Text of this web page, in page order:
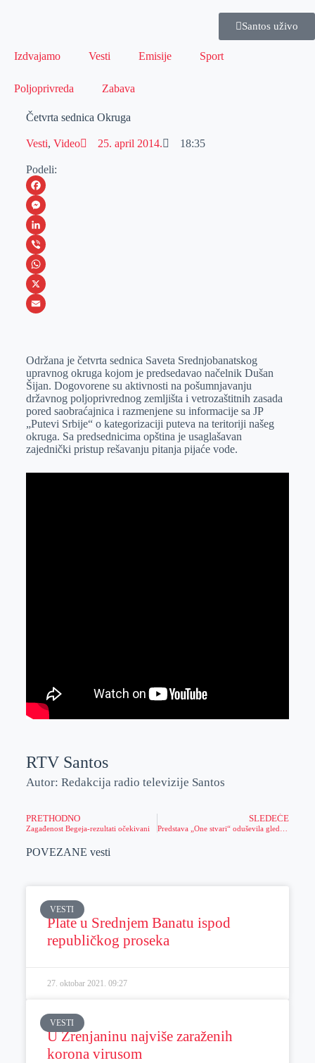
Santos uživo
Izdvajamo Vesti Emisije Sport
Poljoprivreda Zabava
Četvrta sednica Okruga
Vesti, Video 25. april 2014. 18:35
Podeli:
F
a
c
e
b
o
M
e
s
s
e
e
r
L
i
n
k
I
n
V
i
b
W
h
s
A
p
p
X
a
i
l
Održana je četvrta sednica Saveta Srednjobanatskog
upravnog okruga kojom je predsedavao načelnik Dušan
Šijan. Dogovorene su aktivnosti na pošumnjavanju
državnog poljoprivrednog zemljišta i vetrozaštitnih zasada
pored saobraćajnica i razmenjene su informacije sa JP
„Putevi Srbije“ o kategorizaciji puteva na teritoriji našeg
okruga. Sa predsednicima opština je usaglašavan
zajednički pristup rešavanju pitanja pijaće vode.
RTV Santos
Autor: Redakcija radio televizije Santos
PRETHODNO
Zagađenost Begeja-rezultati očekivani
SLEDEĆE
POVEZANE vesti
VESTI
Plate u Srednjem Banatu ispod
republičkog proseka
27. oktobar 2021. 09:27
VESTI
U Zrenjaninu najviše zaraženih
korona virusom